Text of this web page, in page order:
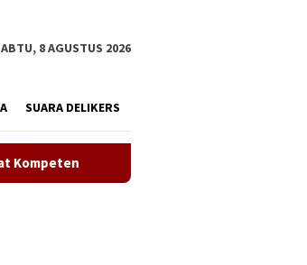
8 AGUSTUS 2026
SUARA DELIKERS
Sinergi ASOKA Bersama KADIN Karawang dan